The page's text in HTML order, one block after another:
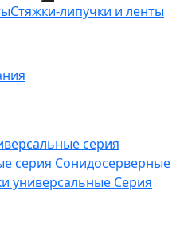
Стяжки-липучки и ленты
серия
серия Сонидосерверные
универсальные Серия